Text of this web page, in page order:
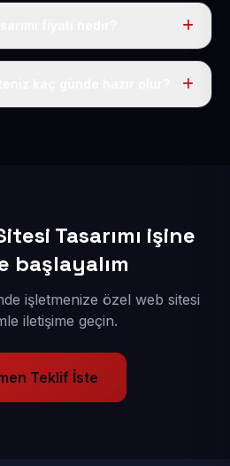
50 USD + KDV. Bu bedele alan
Tasarımı işine
başlayalım
işletmenize özel web sitesi
iletişime geçin.
Teklif İste